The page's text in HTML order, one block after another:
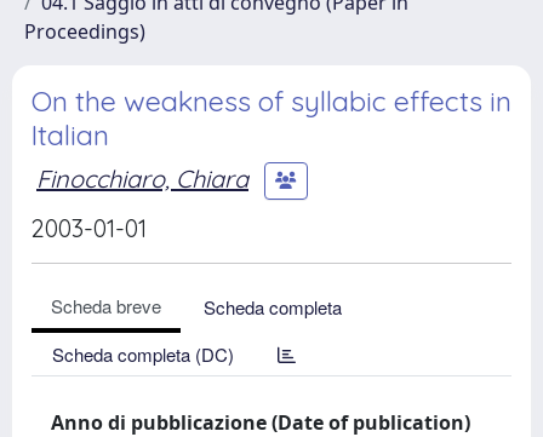
Proceedings)
On the weakness of syllabic effects in
Italian
Finocchiaro, Chiara
2003-01-01
Scheda breve
Scheda completa
Scheda completa (DC)
Anno di pubblicazione (Date of publication)